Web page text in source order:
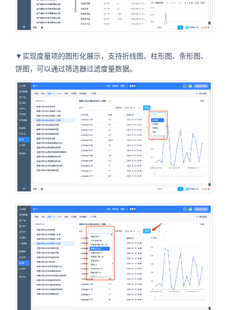
▼实现度量项的图形化展示，支持折线图、柱形图、条形图、
饼图，可以通过筛选器过滤度量数据。